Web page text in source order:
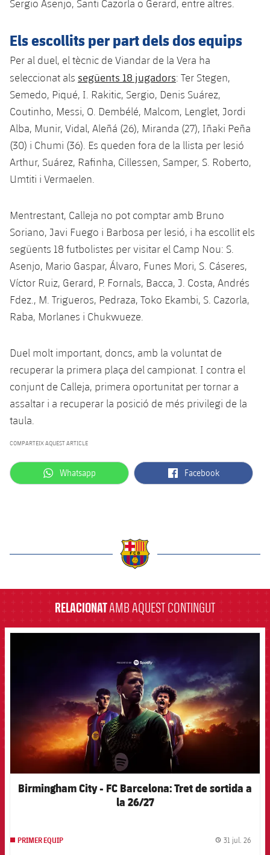
Fotos
Història
Palmarès
Classificació
Juvenil
Infantil
Aleví
PLUSICON
MÉS
plusicon
més
Notícies
Atletisme
Actualitat
Masculí
Femení
Agenda
Bàsquet en cadira de rodes
plusicon
més
Actualitat
Jugadors
Resultats
Classificació
Hockey gel
plusicon
més
Actualitat
Calendari
Resultats
Classificació
Hoquei herba
plusicon
Hockey Herba Masculí
Hockey Herba Femení
Actualitat
Plantilla
Agenda
Escola de Patinatge
Rugby
plusicon
més
Actualitat
Calendari
Resultats
Fotos
Voleibol
plusicon
més
Voleibol masculí
Voleibol femení
Apunta't a les amateurs
Carnet de l'Esportista Amateur
PLUSICON
MÉS
League of Legends
eFootball
Sergio Asenjo, Santi Cazorla o Gerard, entre altres.
Els escollits per part dels dos equips
Per al duel, el tècnic de Viandar de la Vera ha
seleccionat als següents 18 jugadors: Ter Stegen,
Semedo, Piqué, I. Rakitic, Sergio, Denis Suárez,
Coutinho, Messi, O. Dembélé, Malcom, Lenglet, Jordi
Alba, Munir, Vidal, Aleñá (26), Miranda (27), Iñaki Peña
(30) i Chumi (36). Es queden fora de la llista per lesió
Arthur, Suárez, Rafinha, Cillessen, Samper, S. Roberto,
Umtiti i Vermaelen.
Mentrestant, Calleja no pot comptar amb Bruno
Soriano, Javi Fuego i Barbosa per lesió, i ha escollit els
següents 18 futbolistes per visitar el Camp Nou: S.
Asenjo, Mario Gaspar, Álvaro, Funes Mori, S. Cáseres,
Víctor Ruiz, Gerard, P. Fornals, Bacca, J. Costa, Andrés
Fdez., M. Trigueros, Pedraza, Toko Ekambi, S. Cazorla,
Raba, Morlanes i Chukwueze.
Duel molt important, doncs, amb la voluntat de
recuperar la primera plaça del campionat. I contra el
conjunt de Calleja, primera oportunitat per tornar a
assaltar i a recuperar la posició de més privilegi de la
taula.
COMPARTEIX AQUEST ARTICLE
label.aria.whatsapp
Whatsapp label.aria.facebook
Facebook
RELACIONATAMB AQUEST CONTINGUT
Birmingham City - FC Barcelona: Tret de sortida a
la 26/27
PRIMER EQUIP 31 jul. 26